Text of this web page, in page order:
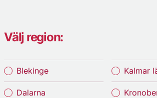
Välj region:
Blekinge
Dalarna
Kalmar